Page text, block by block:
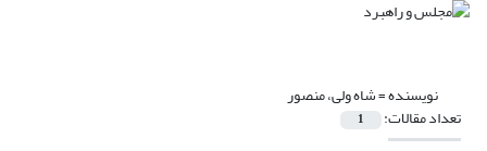
نویسنده =شاه ولی، منصور
تعداد مقالات: 1